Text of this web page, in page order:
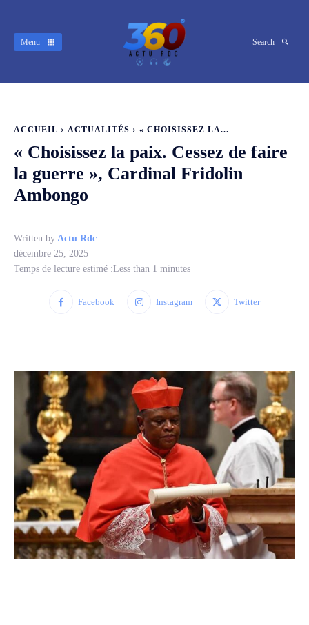
Menu Search
ACCUEIL ACTUALITÉS « CHOISISSEZ LA...
« Choisissez la paix. Cessez de faire
la guerre », Cardinal Fridolin
Ambongo
Written by Actu Rdc
décembre 25, 2025
Temps de lecture estimé :Less than 1 minutes
Facebook Instagram Twitter